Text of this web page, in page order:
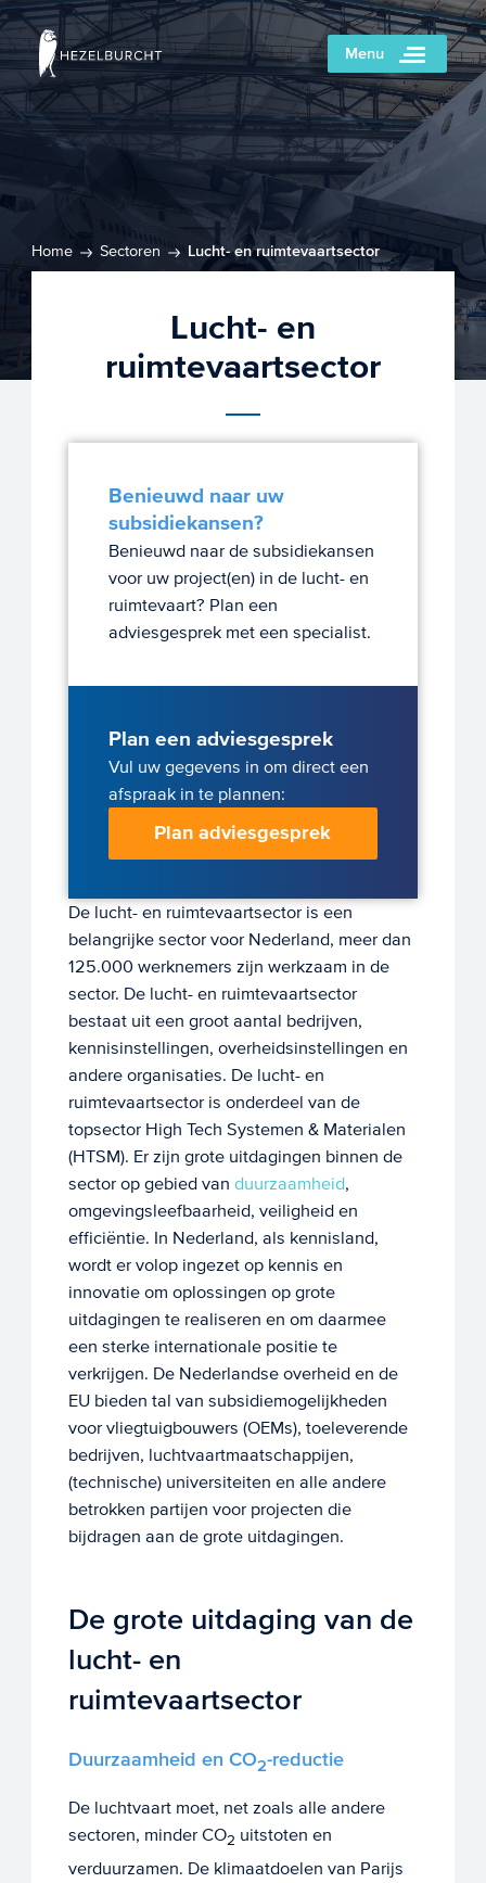
Menu
Home Sectoren Lucht- en ruimtevaartsector
Lucht- en
ruimtevaartsector
Benieuwd naar uw
subsidiekansen?
Benieuwd naar de subsidiekansen
voor uw project(en) in de lucht- en
ruimtevaart? Plan een
adviesgesprek met een specialist.
Plan een adviesgesprek
Vul uw gegevens in om direct een
afspraak in te plannen:
Plan adviesgesprek
De lucht- en ruimtevaartsector is een
belangrijke sector voor Nederland, meer dan
125.000 werknemers zijn werkzaam in de
sector. De lucht- en ruimtevaartsector
bestaat uit een groot aantal bedrijven,
kennisinstellingen, overheidsinstellingen en
andere organisaties. De lucht- en
ruimtevaartsector is onderdeel van de
topsector High Tech Systemen & Materialen
(HTSM). Er zijn grote uitdagingen binnen de
sector op gebied van duurzaamheid,
omgevingsleefbaarheid, veiligheid en
efficiëntie. In Nederland, als kennisland,
wordt er volop ingezet op kennis en
innovatie om oplossingen op grote
uitdagingen te realiseren en om daarmee
een sterke internationale positie te
verkrijgen. De Nederlandse overheid en de
EU bieden tal van subsidiemogelijkheden
voor vliegtuigbouwers (OEMs), toeleverende
bedrijven, luchtvaartmaatschappijen,
(technische) universiteiten en alle andere
betrokken partijen voor projecten die
bijdragen aan de grote uitdagingen.
De grote uitdaging van de
lucht- en
ruimtevaartsector
Duurzaamheid en CO2-reductie
De luchtvaart moet, net zoals alle andere
sectoren, minder CO2 uitstoten en
verduurzamen. De klimaatdoelen van Parijs